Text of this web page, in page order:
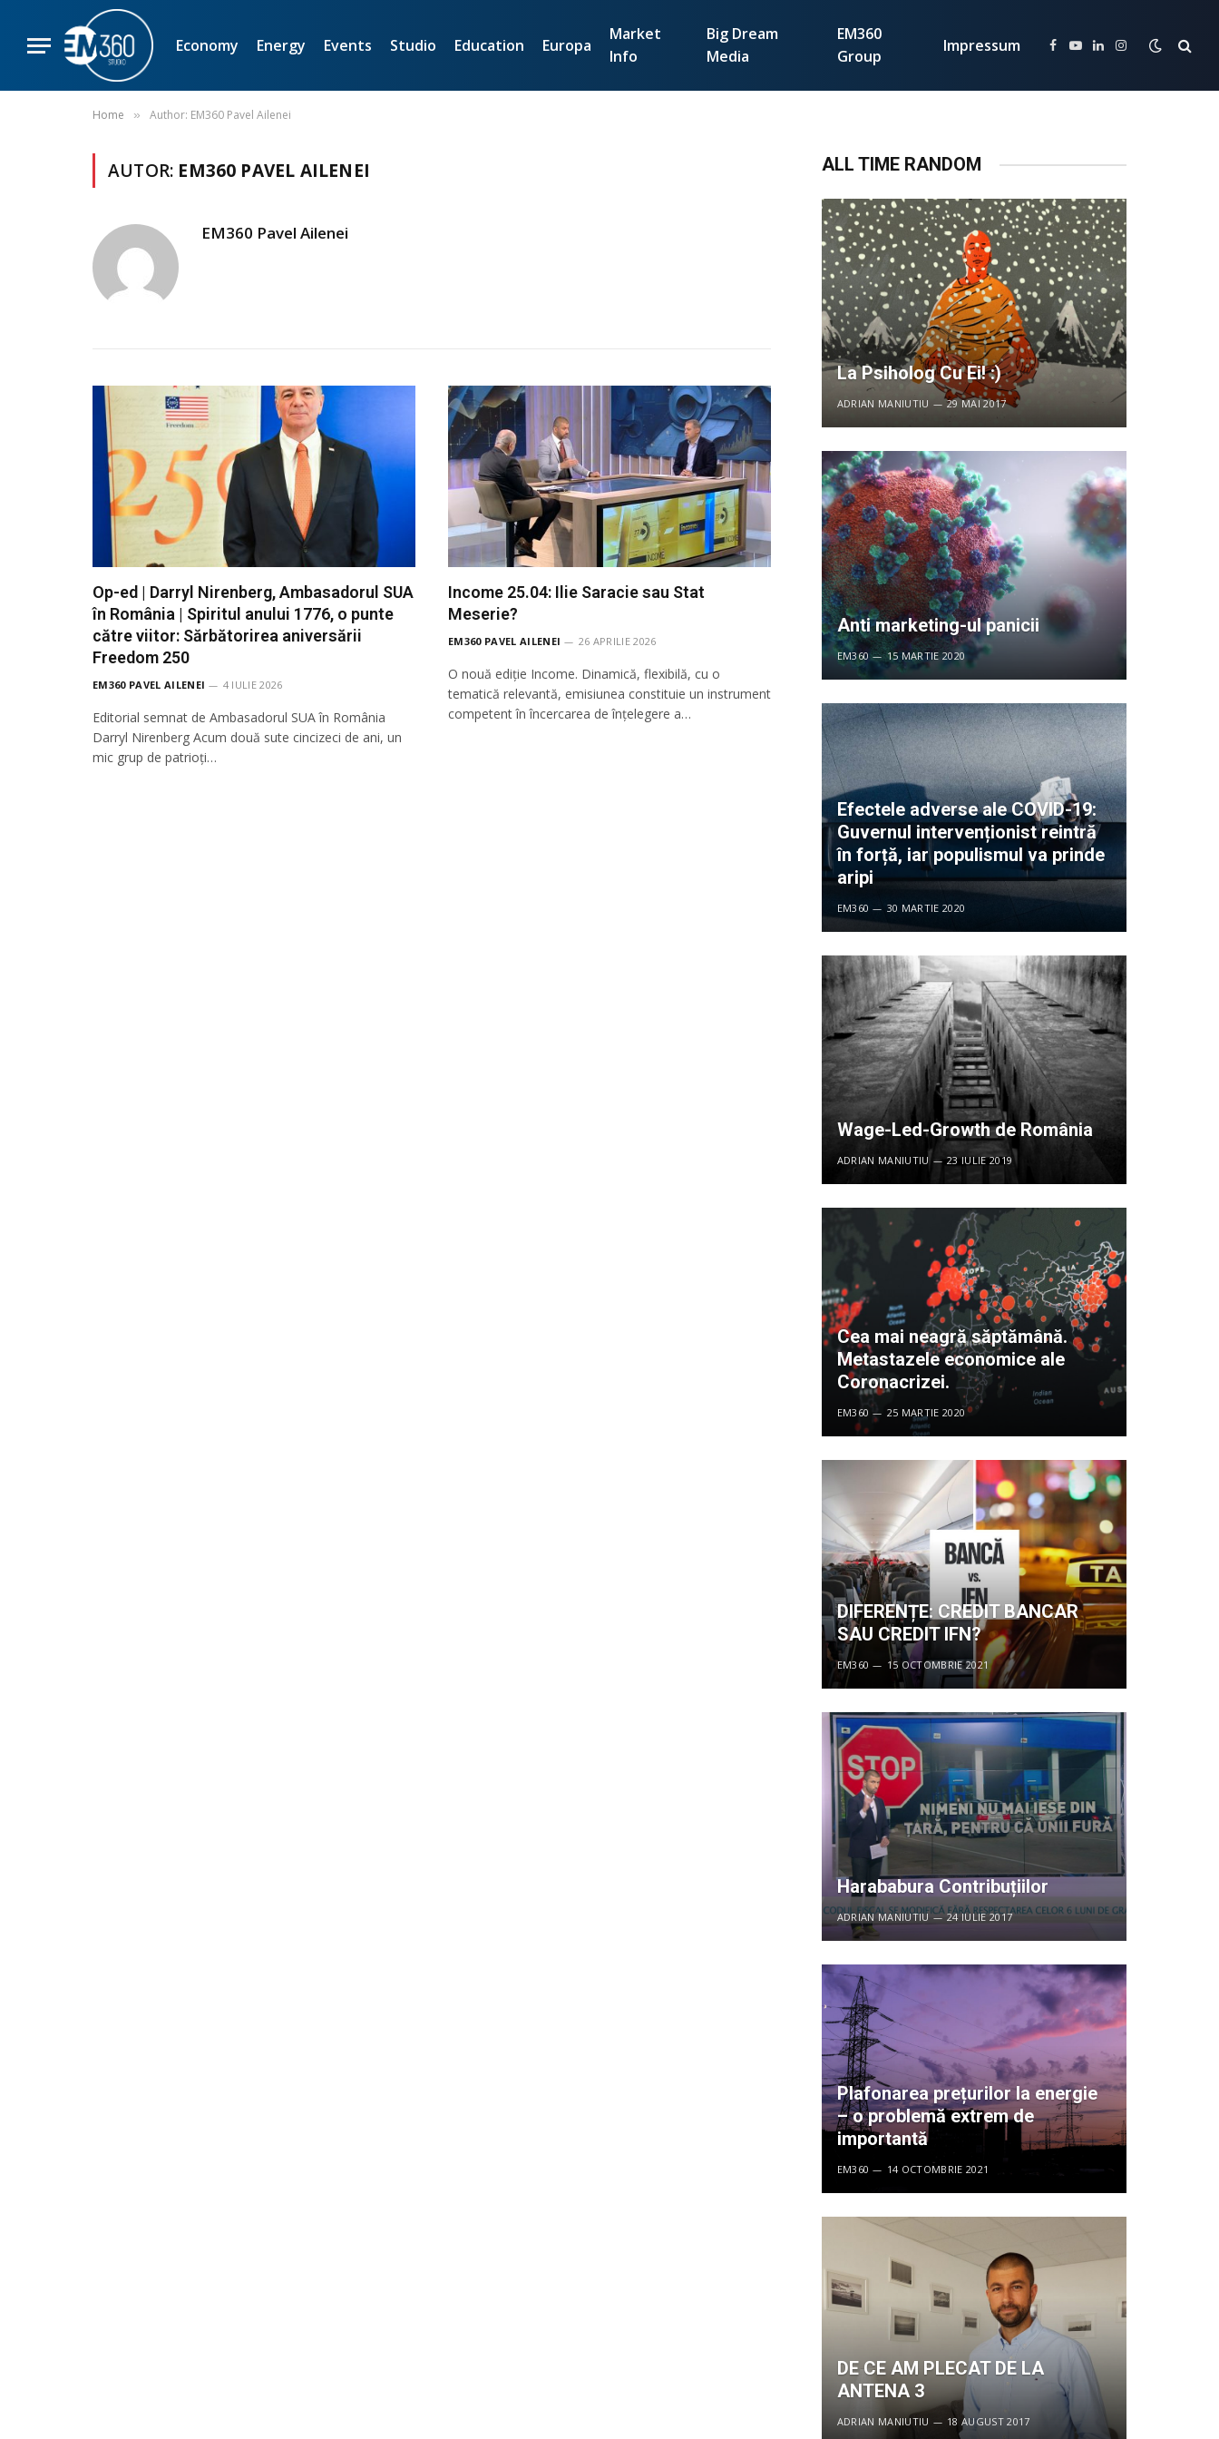
Economy Energy Events Studio Education Europa
Market
Info
Big Dream
Media
EM360
Group
Impressum Facebook
YouTube
LinkedInInstagram
Home » Author: EM360 Pavel Ailenei
AUTOR: EM360 PAVEL AILENEI
EM360 Pavel Ailenei
Op-ed | Darryl Nirenberg, Ambasadorul SUA
în România | Spiritul anului 1776, o punte
către viitor: Sărbătorirea aniversării
Freedom 250
EM360 PAVEL AILENEI 4 IULIE 2026
Editorial semnat de Ambasadorul SUA în România
Darryl Nirenberg Acum două sute cincizeci de ani, un
mic grup de patrioți…
Income 25.04: Ilie Saracie sau Stat
Meserie?
EM360 PAVEL AILENEI 26 APRILIE 2026
O nouă ediție Income. Dinamică, flexibilă, cu o
tematică relevantă, emisiunea constituie un instrument
competent în încercarea de înţelegere a…
ALL TIME RANDOM
La Psiholog Cu Ei! :)
ADRIAN MANIUTIU 29 MAI 2017
Anti marketing-ul panicii
EM360 15 MARTIE 2020
Efectele adverse ale COVID-19:
Guvernul intervenționist reintră
în forță, iar populismul va prinde
aripi
EM360 30 MARTIE 2020
Wage-Led-Growth de România
ADRIAN MANIUTIU 23 IULIE 2019
Cea mai neagră săptămână.
Metastazele economice ale
Coronacrizei.
EM360 25 MARTIE 2020
DIFERENȚE: CREDIT BANCAR
SAU CREDIT IFN?
EM360 15 OCTOMBRIE 2021
Harababura Contribuțiilor
ADRIAN MANIUTIU 24 IULIE 2017
Plafonarea prețurilor la energie
– o problemă extrem de
importantă
EM360 14 OCTOMBRIE 2021
DE CE AM PLECAT DE LA
ANTENA 3
ADRIAN MANIUTIU 18 AUGUST 2017